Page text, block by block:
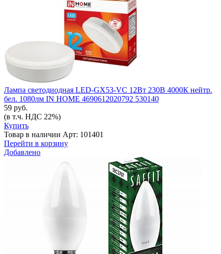
Лампа светодиодная LED-GX53-VC 12Вт 230В 4000К нейтр.
бел. 1080лм IN HOME 4690612020792 530140
59 руб.
(в т.ч. НДС 22%)
Купить
Товар в наличии Арт: 101401
Перейти в корзину
Добавлено